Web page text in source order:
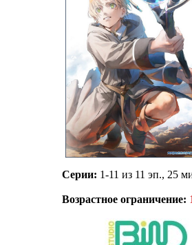
Серии: 1-11 из 11 эп., 25
Возрастное ограничение: